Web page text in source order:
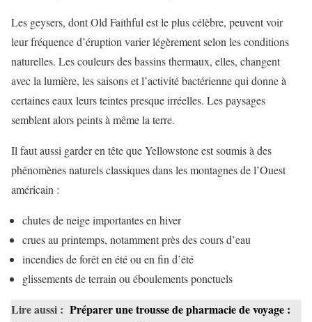
Les geysers, dont Old Faithful est le plus célèbre, peuvent voir
leur fréquence d’éruption varier légèrement selon les conditions
naturelles. Les couleurs des bassins thermaux, elles, changent
avec la lumière, les saisons et l’activité bactérienne qui donne à
certaines eaux leurs teintes presque irréelles. Les paysages
semblent alors peints à même la terre.
Il faut aussi garder en tête que Yellowstone est soumis à des
phénomènes naturels classiques dans les montagnes de l’Ouest
américain :
chutes de neige importantes en hiver
crues au printemps, notamment près des cours d’eau
incendies de forêt en été ou en fin d’été
glissements de terrain ou éboulements ponctuels
Lire aussi : Préparer une trousse de pharmacie de voyage :